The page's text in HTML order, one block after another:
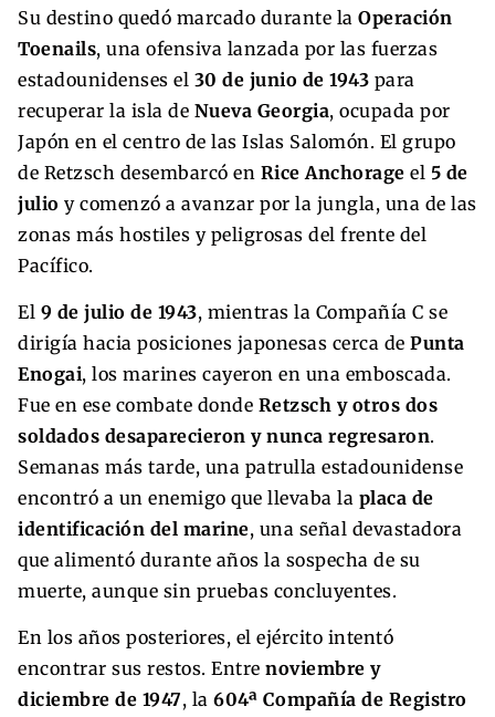
Su destino quedó marcado durante la Operación
Toenails, una ofensiva lanzada por las fuerzas
estadounidenses el 30 de junio de 1943 para
recuperar la isla de Nueva Georgia, ocupada por
Japón en el centro de las Islas Salomón. El grupo
de Retzsch desembarcó en Rice Anchorage el 5 de
julio y comenzó a avanzar por la jungla, una de las
zonas más hostiles y peligrosas del frente del
Pacífico.
El 9 de julio de 1943, mientras la Compañía C se
dirigía hacia posiciones japonesas cerca de Punta
Enogai, los marines cayeron en una emboscada.
Fue en ese combate donde Retzsch y otros dos
soldados desaparecieron y nunca regresaron.
Semanas más tarde, una patrulla estadounidense
encontró a un enemigo que llevaba la placa de
identificación del marine, una señal devastadora
que alimentó durante años la sospecha de su
muerte, aunque sin pruebas concluyentes.
En los años posteriores, el ejército intentó
encontrar sus restos. Entre noviembre y
diciembre de 1947, la 604ª Compañía de Registro